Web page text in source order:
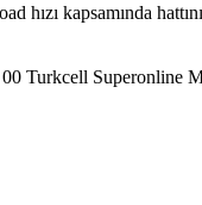
hızı kapsamında
Turkcell Superonline